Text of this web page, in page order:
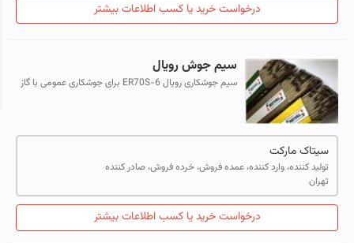
درخواست خرید یا کسب اطلاعات بیشتر
سیم جوش رویال
سیم جوشکاری رویال ER70S-6 برای جوشکاری عمومی با گاز
سیتاک مارکت
تولید کننده، وارد کننده، عمده فروش، خرده فروش، صادر کننده
تهران
درخواست خرید یا کسب اطلاعات بیشتر